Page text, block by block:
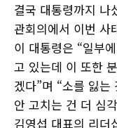
결국 대통령까지 나
관회의에서 이번 사
이 대통령은 “일부
고 있는데 이 또한
겠다”며 “소를 잃
안 고치는 건 더 심
김영섭 대표의 리더